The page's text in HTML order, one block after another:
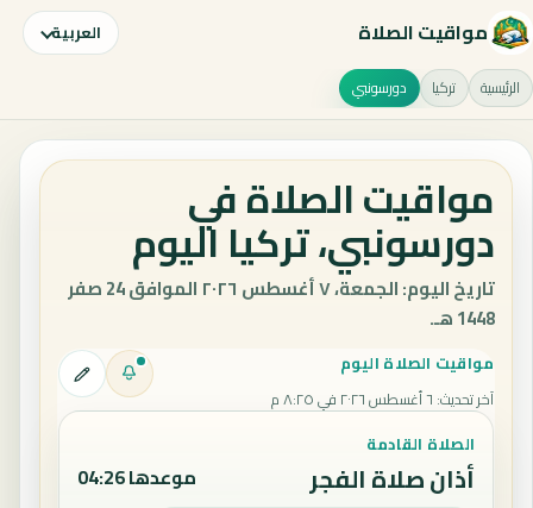
مواقيت الصلاة العربية
الرئيسية تركيا دورسونبي
مواقيت الصلاة في
دورسونبي، تركيا اليوم
تاريخ اليوم: الجمعة، ٧ أغسطس ٢٠٢٦ الموافق 24 صفر
1448 هـ.
مواقيت الصلاة اليوم
آخر تحديث: ٦ أغسطس ٢٠٢٦ في ٨:٢٥ م
الصلاة القادمة
أذان صلاة الفجر موعدها 04:26